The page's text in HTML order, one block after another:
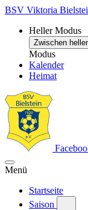
BSV Viktoria
Heller Modus
Zwischen
Modus
Kalender
Heimat
Menü
Startseite
Saison